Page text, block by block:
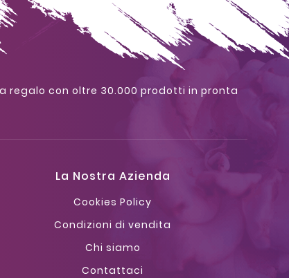
regalo con oltre 30.000 prodotti in pronta
La Nostra Azienda
Cookies Policy
Condizioni di vendita
Chi siamo
Contattaci